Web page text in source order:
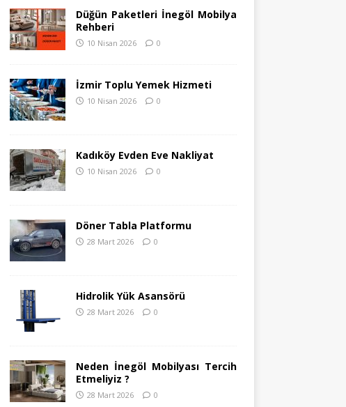
Düğün Paketleri İnegöl Mobilya
Rehberi
10 Nisan 2026 0
İzmir Toplu Yemek Hizmeti
10 Nisan 2026 0
Kadıköy Evden Eve Nakliyat
10 Nisan 2026 0
Döner Tabla Platformu
28 Mart 2026 0
Hidrolik Yük Asansörü
28 Mart 2026 0
Neden İnegöl Mobilyası Tercih
Etmeliyiz ?
28 Mart 2026 0